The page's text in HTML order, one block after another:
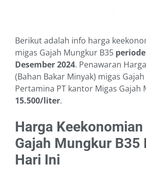
Berikut adalah info harga
migas Gajah Mungkur B35
Desember 2024. Penawaran
(Bahan Bakar Minyak) migas
Pertamina PT kantor Migas Gajah
15.500/liter.
Harga
Gajah Mungkur B35
Hari Ini